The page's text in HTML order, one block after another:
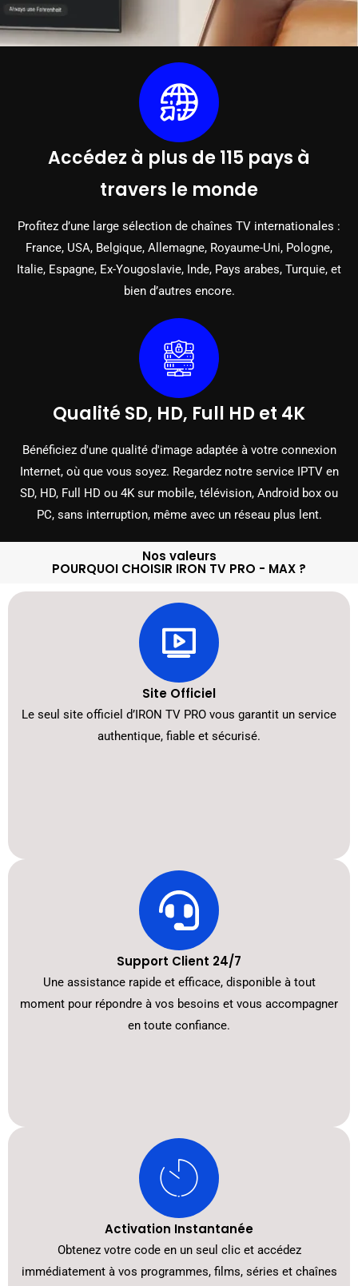
Accédez à plus de 115 pays à
travers le monde
Profitez d’une large sélection de chaînes TV internationales :
France, USA, Belgique, Allemagne, Royaume-Uni, Pologne,
Italie, Espagne, Ex-Yougoslavie, Inde, Pays arabes, Turquie, et
bien d’autres encore.
Qualité SD, HD, Full HD et 4K
Bénéficiez d'une qualité d'image adaptée à votre connexion
Internet, où que vous soyez. Regardez notre service IPTV en
SD, HD, Full HD ou 4K sur mobile, télévision, Android box ou
PC, sans interruption, même avec un réseau plus lent.
Nos valeurs
POURQUOI CHOISIR IRON TV PRO - MAX ?
Site Officiel
Le seul site officiel d’IRON TV PRO vous garantit un service
authentique, fiable et sécurisé.
Support Client 24/7
Une assistance rapide et efficace, disponible à tout
moment pour répondre à vos besoins et vous accompagner
en toute confiance.
Activation Instantanée
Obtenez votre code en un seul clic et accédez
immédiatement à vos programmes, films, séries et chaînes